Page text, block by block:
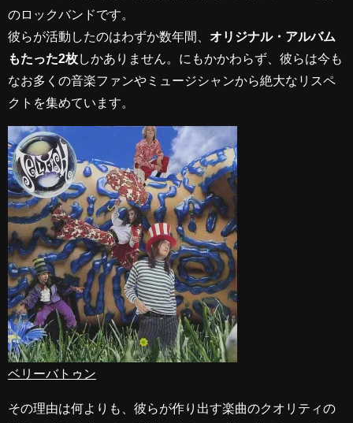
のロックバンドです。
彼らが活動したのはわずか数年間、 オリジナル・アルバム
もたった2枚しかありません。にもかかわらず、彼らは今も
なお多くの音楽ファンやミュージシャンから絶大なリスペ
クトを集めています。
ベリーバトゥン
その理由は何よりも、彼らが作り出す楽曲のクオリティの